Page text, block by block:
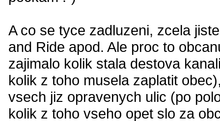
A co se tyce zadluzeni, zcela
and Ride apod. Ale proc to
zajimalo kolik stala destova
kolik z toho musela zaplatit
vsech jiz opravenych ulic (po
kolik z toho vseho opet slo za